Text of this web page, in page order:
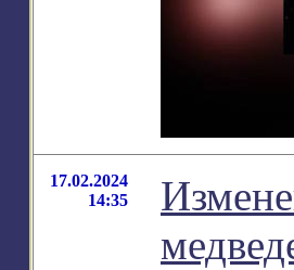
17.02.2024
14:35